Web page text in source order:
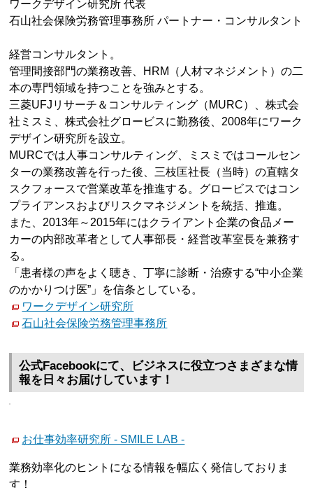
ワークデザイン研究所 代表
石山社会保険労務管理事務所 パートナー・コンサルタント
経営コンサルタント。
管理間接部門の業務改善、HRM（人材マネジメント）の二
本の専門領域を持つことを強みとする。
三菱UFJリサーチ＆コンサルティング（MURC）、株式会
社ミスミ、株式会社グロービスに勤務後、2008年にワーク
デザイン研究所を設立。
MURCでは人事コンサルティング、ミスミではコールセン
ターの業務改善を行った後、三枝匡社長（当時）の直轄タ
スクフォースで営業改革を推進する。グロービスではコン
プライアンスおよびリスクマネジメントを統括、推進。
また、2013年～2015年にはクライアント企業の食品メー
カーの内部改革者として人事部長・経営改革室長を兼務す
る。
「患者様の声をよく聴き、丁寧に診断・治療する“中小企業
のかかりつけ医”」を信条としている。
ワークデザイン研究所
石山社会保険労務管理事務所
公式Facebookにて、ビジネスに役立つさまざまな情
報を日々お届けしています！
お仕事効率研究所 - SMILE LAB -
業務効率化のヒントになる情報を幅広く発信しておりま
す！